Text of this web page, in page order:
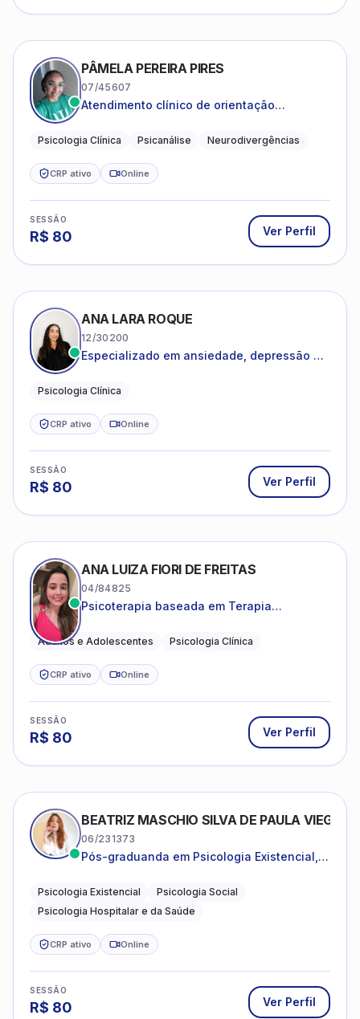
PÂMELA PEREIRA PIRES
07/45607
Atendimento clínico de orientação
crianças neurotípicas
Psicologia Clínica Psicanálise Neurodivergências
CRP ativo Online
SESSÃO
R$ 80 Ver Perfil
ANA LARA ROQUE
12/30200
Especializado em ansiedade, depressão e
Psicologia Clínica
CRP ativo Online
SESSÃO
R$ 80 Ver Perfil
ANA LUIZA FIORI DE FREITAS
04/84825
Psicoterapia baseada em Terapia
Adultos e Adolescentes Psicologia Clínica
CRP ativo Online
SESSÃO
R$ 80 Ver Perfil
BEATRIZ MASCHIO SILVA DE PAULA VIEGAS
06/231373
Pós-graduanda em Psicologia Existencial,
da Saúde.
Psicologia Existencial
Psicologia Social
Psicologia Hospitalar e da Saúde
CRP ativo Online
SESSÃO
R$ 80 Ver Perfil